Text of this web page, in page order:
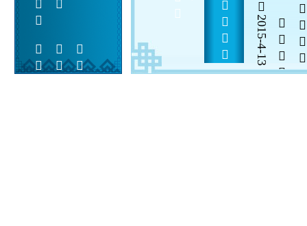
 
2015-4-13